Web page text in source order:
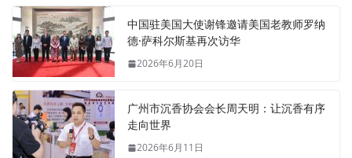
中国驻美国大使谢锋邀请美国老教师罗纳
德·萨科尔斯基再次访华
2026年6月20日
广州市沉香协会会长周天明：让沉香有序
走向世界
2026年6月11日